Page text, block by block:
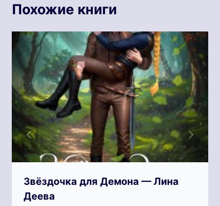
Похожие книги
Звёздочка для Демона — Лина
Деева